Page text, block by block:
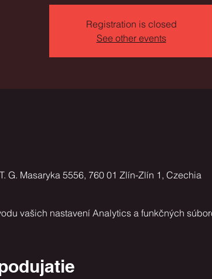
Registration is closed
See other events
G. Masaryka 5556, 760 01 Zlín-Zlín 1, Czechia
vašich nastavení Analytics a funkčných